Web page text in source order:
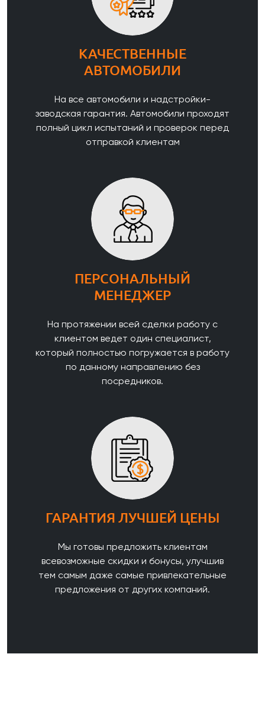
КАЧЕСТВЕННЫЕ
АВТОМОБИЛИ
На все автомобили и надстройки-
заводская гарантия. Автомобили проходят
полный цикл испытаний и проверок перед
отправкой клиентам
ПЕРСОНАЛЬНЫЙ
МЕНЕДЖЕР
На протяжении всей сделки работу с
клиентом ведет один специалист,
который полностью погружается в работу
по данному направлению без
посредников.
ГАРАНТИЯ ЛУЧШЕЙ ЦЕНЫ
Мы готовы предложить клиентам
всевозможные скидки и бонусы, улучшив
тем самым даже самые привлекательные
предложения от других компаний.